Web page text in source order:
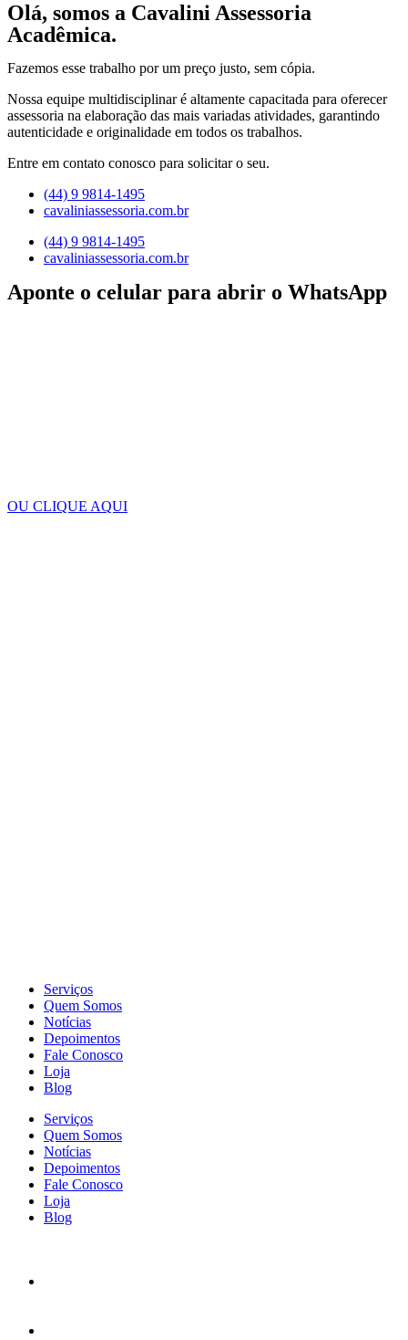
Olá, somos a Cavalini Assessoria
Acadêmica.
Fazemos esse trabalho por um preço justo, sem cópia.
Nossa equipe multidisciplinar é altamente capacitada para oferecer
assessoria na elaboração das mais variadas atividades, garantindo
autenticidade e originalidade em todos os trabalhos.
Entre em contato conosco para solicitar o seu.
(44) 9 9814-1495
cavaliniassessoria.com.br
(44) 9 9814-1495
cavaliniassessoria.com.br
Aponte o celular para abrir o WhatsApp
OU CLIQUE AQUI
Serviços
Quem Somos
Notícias
Depoimentos
Fale Conosco
Loja
Blog
Serviços
Quem Somos
Notícias
Depoimentos
Fale Conosco
Loja
Blog